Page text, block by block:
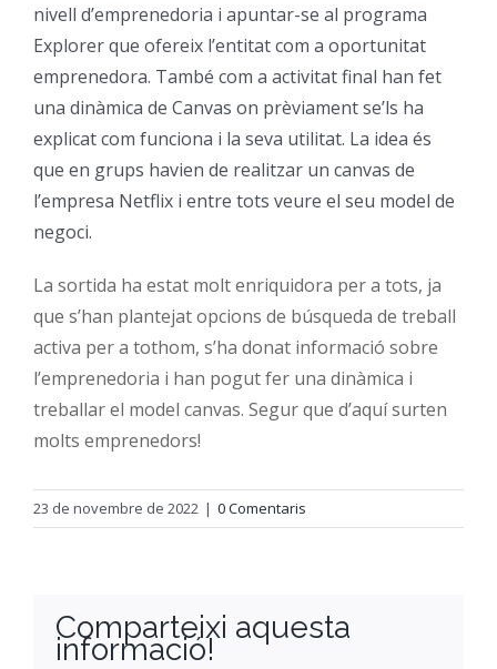
CFGS Gestió de vendes i
CFGS Desenvolupament
Estada a l’empresa
Mobilitat | Erasmus +
Orientació
Contacte
nivell d’emprenedoria i apuntar-se al programa
Explorer que ofereix l’entitat com a oportunitat
emprenedora. També com a activitat final han fet
una dinàmica de Canvas on prèviament se’ls ha
explicat com funciona i la seva utilitat. La idea és
que en grups havien de realitzar un canvas de
l’empresa Netflix i entre tots veure el seu model de
negoci.
La sortida ha estat molt enriquidora per a tots, ja
que s’han plantejat opcions de búsqueda de treball
activa per a tothom, s’ha donat informació sobre
l’emprenedoria i han pogut fer una dinàmica i
treballar el model canvas. Segur que d’aquí surten
molts emprenedors!
23 de novembre de 2022 | 0 Comentaris
Comparteixi aquesta
informació!